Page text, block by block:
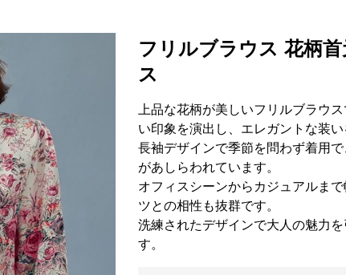
フリルブラウス 花柄
ス
上品な花柄が美しいフリルブラウ
い印象を演出し、エレガントな装い
長袖デザインで季節を問わず着用
があしらわれています。
オフィスシーンからカジュアルま
ツとの相性も抜群です。
洗練されたデザインで大人の魅力
す。